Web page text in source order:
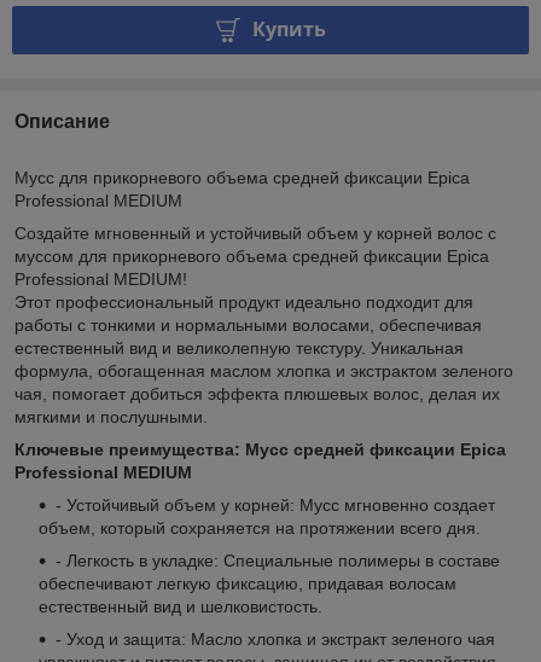
Купить
Описание
Мусс для прикорневого объема средней фиксации Epica
Professional MEDIUM
Создайте мгновенный и устойчивый объем у корней волос с
муссом для прикорневого объема средней фиксации Epica
Professional MEDIUM!
Этот профессиональный продукт идеально подходит для
работы с тонкими и нормальными волосами, обеспечивая
естественный вид и великолепную текстуру. Уникальная
формула, обогащенная маслом хлопка и экстрактом зеленого
чая, помогает добиться эффекта плюшевых волос, делая их
мягкими и послушными.
Ключевые преимущества: Мусс средней фиксации Epica
Professional MEDIUM
- Устойчивый объем у корней: Мусс мгновенно создает
объем, который сохраняется на протяжении всего дня.
- Легкость в укладке: Специальные полимеры в составе
обеспечивают легкую фиксацию, придавая волосам
естественный вид и шелковистость.
- Уход и защита: Масло хлопка и экстракт зеленого чая